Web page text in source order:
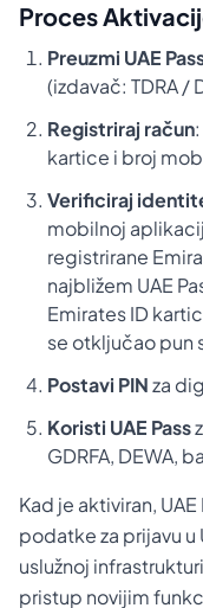
Proces
Preuzmi UAE
(izdavač: TDRA /
Registriraj račun
kartice i broj
Verificiraj
mobilnoj
registrirane
najbližem UAE
Emirates ID
se otključao pun
Postavi PINza
Koristi UAE Pass
GDRFA, DEWA,
Kad je aktiviran,
podatke za prijavu
uslužnoj
pristup novijim